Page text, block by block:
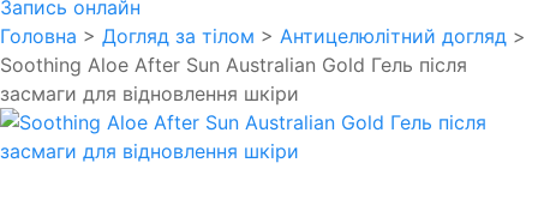
Запись онлайн
Головна > Догляд за тілом > Антицелюлітний догляд >
Soothing Aloe After Sun Australian Gold Гель після
засмаги для відновлення шкіри